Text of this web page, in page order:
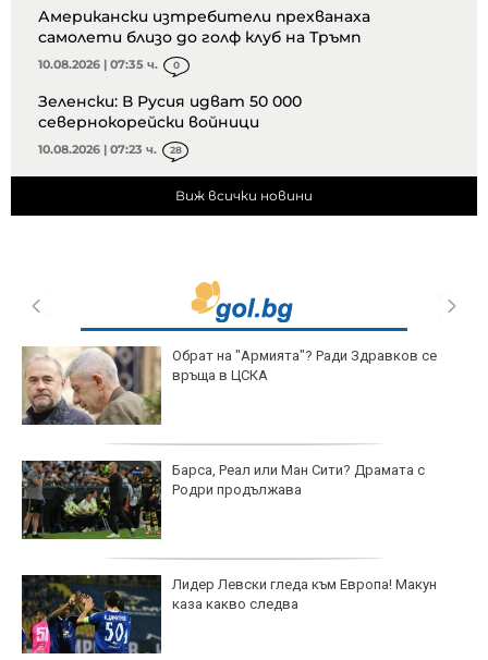
Американски изтребители прехванаха
самолети близо до голф клуб на Тръмп
10.08.2026 | 07:35 ч. 0
Зеленски: В Русия идват 50 000
севернокорейски войници
10.08.2026 | 07:23 ч. 28
Виж всички новини
Обрат на "Армията"? Ради Здравков се
връща в ЦСКА
Барса, Реал или Ман Сити? Драмата с
Родри продължава
Лидер Левски гледа към Европа! Макун
каза какво следва